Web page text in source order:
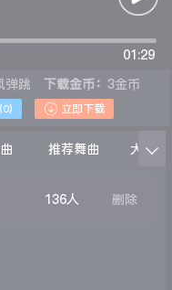
01:29
弹跳 下载金币： 3金币
0)  立即下载
推荐舞曲 大家在

136人 删除